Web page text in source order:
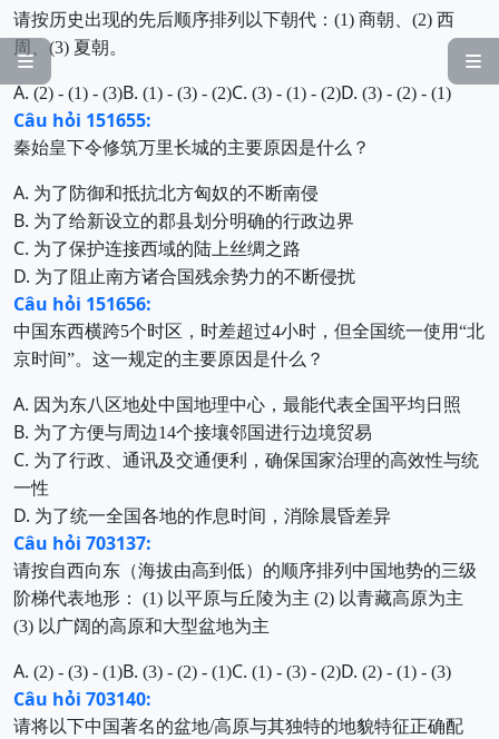


请按历史出现的先后顺序排列以下朝代： (1) 商朝、 (2) 西
周、(3) 夏朝。
A.(2) - (1) - (3)B. (1) - (3) - (2)C. (3) - (1) - (2)D. (3) - (2) - (1)
Câu hỏi 151655:
秦始皇下令修筑万里长城的主要原因是什么？
A. 为了防御和抵抗北方匈奴的不断南侵
B. 为了给新设立的郡县划分明确的行政边界
C. 为了保护连接西域的陆上丝绸之路
D. 为了阻止南方诸合国残余势力的不断侵扰
Câu hỏi 151656:
中国东西横跨5个时区，时差超过4小时，但全国统一使用“北
京时间”。这一规定的主要原因是什么？
A. 因为东八区地处中国地理中心，最能代表全国平均日照
B. 为了方便与周边14个接壤邻国进行边境贸易
C. 为了行政、通讯及交通便利，确保国家治理的高效性与统
一性
D. 为了统一全国各地的作息时间，消除晨昏差异
Câu hỏi 703137:
请按自西向东（海拔由高到低）的顺序排列中国地势的三级
阶梯代表地形：
(1) 以平原与丘陵为主 (2) 以青藏高原为主
(3) 以广阔的高原和大型盆地为主
A. (2) - (3) - (1)B. (3) - (2) - (1)C. (1) - (3) - (2)D. (2) - (1) - (3)
Câu hỏi 703140:
请将以下中国著名的盆地/高原与其独特的地貌特征正确配